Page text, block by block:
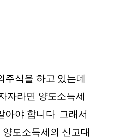
주식을 하고 있는데
자라면 양도소득세
아야 합니다. 그래서
도소득세의 신고대